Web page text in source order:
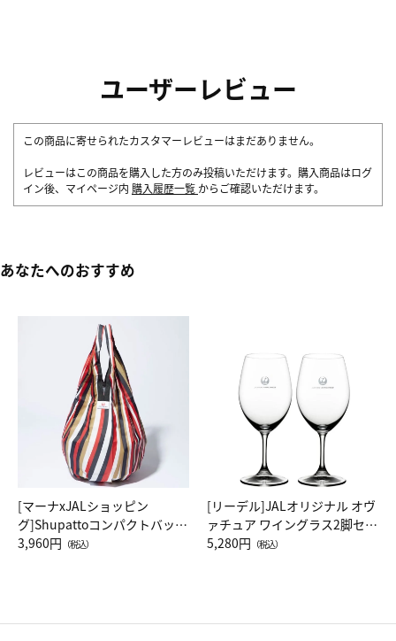
ユーザーレビュー
この商品に寄せられたカスタマーレビューはまだありません。
レビューはこの商品を購入した方のみ投稿いただけます。購入商品はログ
イン後、マイページ内 購入履歴一覧 からご確認いただけます。
あなたへのおすすめ
[マーナxJALショッピン
グ]Shupattoコンパクトバッグ
Drop JAL客室乗務員（LC）ス
3,960円 （税込）
[リーデル]JALオリジナル オヴ
ァチュア ワイングラス2脚セッ
ト（レッドワイン）
5,280円 （税込）